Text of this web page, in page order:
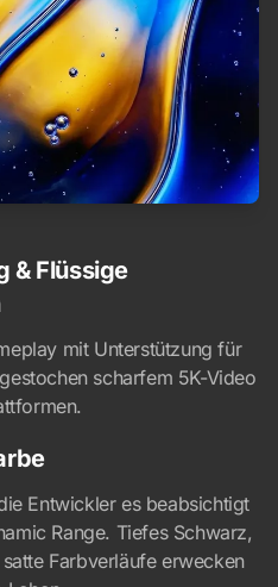
& Flüssige
mit Unterstützung für
scharfem 5K-Video
Entwickler es beabsichtigt
Range. Tiefes Schwarz,
Farbverläufe erwecken